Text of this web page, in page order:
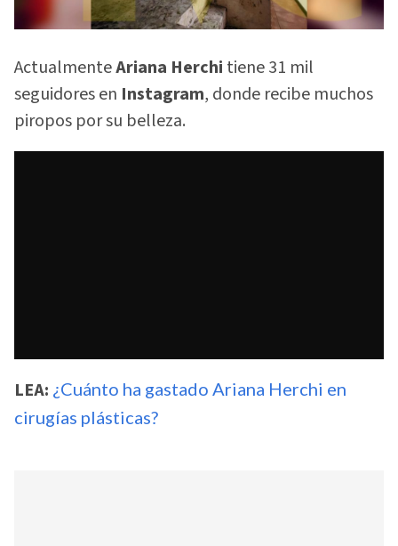
ActualmenteAriana Herchi tiene 31 mil
seguidores en Instagram, donde recibe muchos
piropos por su belleza.
LEA: ¿Cuánto ha gastado Ariana Herchi en
cirugías plásticas?